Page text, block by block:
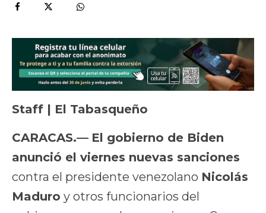
Staff | El Tabasqueño
CARACAS.— El gobierno de Biden
anunció el viernes nuevas sanciones
contra el presidente venezolano Nicolás
Maduro y otros funcionarios del